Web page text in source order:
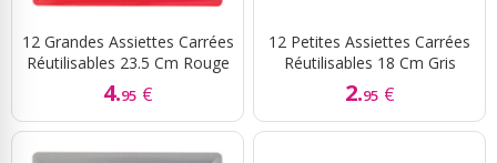
12 Grandes Assiettes Carrées
Réutilisables 23.5 Cm Rouge
4.95 €
12 Petites Assiettes Carrées
Réutilisables 18 Cm Gris
2.95 €